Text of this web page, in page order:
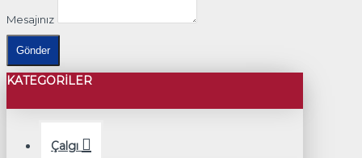
Mesajınız
Gönder
KATEGORILER
Çalgı